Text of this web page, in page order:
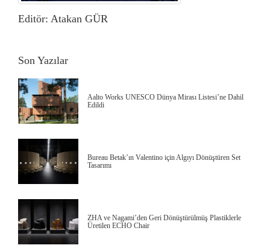
Editör: Atakan GÜR
Son Yazılar
Aalto Works UNESCO Dünya Mirası Listesi’ne Dahil
Edildi
Bureau Betak’ın Valentino için Algıyı Dönüştüren Set
Tasarımı
ZHA ve Nagami’den Geri Dönüştürülmüş Plastiklerle
Üretilen ECHO Chair